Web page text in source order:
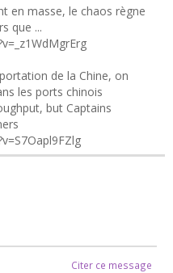
en masse, le chaos règne
que ...
de la Chine, on
les ports chinois
but Captains
Citer ce message